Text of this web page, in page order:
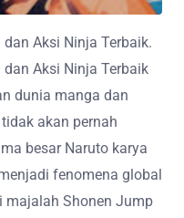
Aksi Ninja Terbaik.
Aksi Ninja Terbaik
dunia manga dan
akan pernah
besar Naruto karya
fenomena global
majalah Shonen Jump